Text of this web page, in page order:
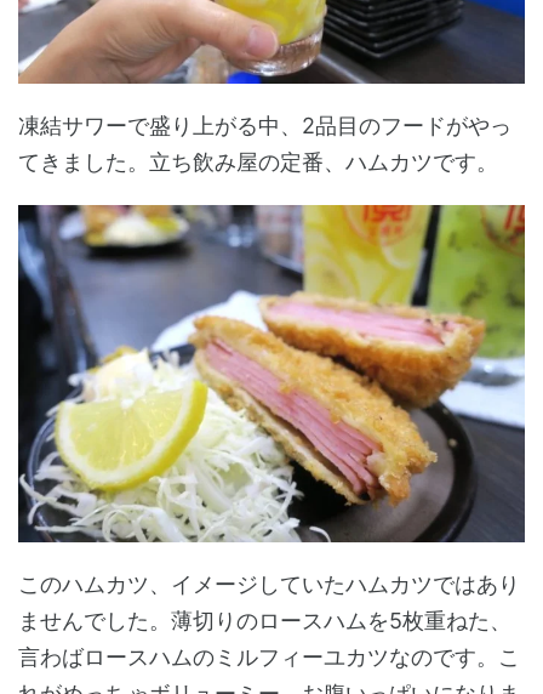
凍結サワーで盛り上がる中、2品目のフードがやっ
てきました。立ち飲み屋の定番、ハムカツです。
このハムカツ、イメージしていたハムカツではあり
ませんでした。薄切りのロースハムを5枚重ねた、
言わばロースハムのミルフィーユカツなのです。こ